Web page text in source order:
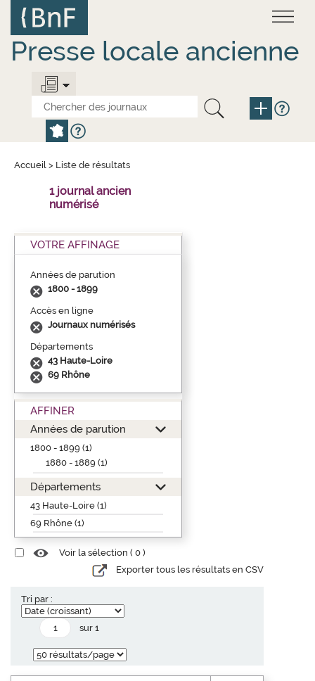
contenu
principal
Presse locale ancienne
Accueil > Liste de résultats
1 journal ancien
numérisé
VOTRE AFFINAGE
Années de parution
1800 - 1899
Accès en ligne
Journaux numérisés
Départements
43 Haute-Loire
69 Rhône
AFFINER
Années de parution
1800 - 1899 (1)
1880 - 1889 (1)
Départements
43 Haute-Loire (1)
69 Rhône (1)
Voir la sélection ( 0 )
Exporter tous les résultats en CSV
Tri par :
sur 1
Panneau de gestion des cookies